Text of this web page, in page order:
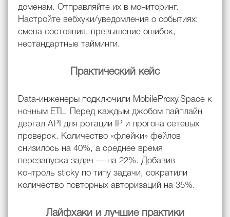
доменам. Отправляйте их в мониторинг.
Настройте вебхуки/уведомления о событиях:
смена состояния, превышение ошибок,
нестандартные тайминги.
Практический кейс
Data-инженеры подключили MobileProxy.Space к
ночным ETL. Перед каждым джобом пайплайн
дергал API для ротации IP и прогона сетевых
проверок. Количество «флейки» фейлов
снизилось на 40%, а среднее время
перезапуска задач — на 22%. Добавив
контроль sticky по типу задачи, сократили
количество повторных авторизаций на 35%.
Лайфхаки и лучшие практики